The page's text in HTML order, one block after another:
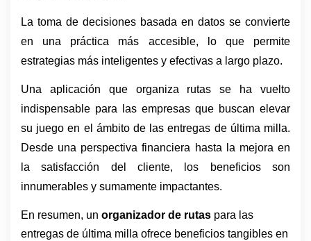
La toma de decisiones basada en datos se convierte
en una práctica más accesible, lo que permite
estrategias más inteligentes y efectivas a largo plazo.
Una aplicación que organiza rutas se ha vuelto
indispensable para las empresas que buscan elevar
su juego en el ámbito de las entregas de última milla.
Desde una perspectiva financiera hasta la mejora en
la satisfacción del cliente, los beneficios son
innumerables y sumamente impactantes.
En resumen, un organizador de rutas para las
entregas de última milla ofrece beneficios tangibles en